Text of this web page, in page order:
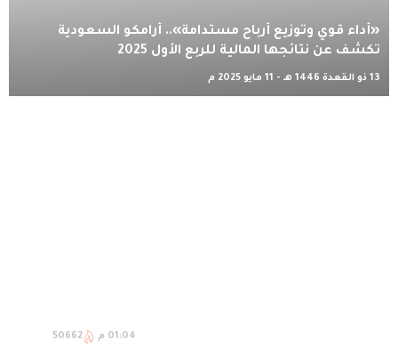
«أداء قوي وتوزيع أرباح مستدامة».. أرامكو السعودية
تكشف عن نتائجها المالية للربع الأول 2025
13 ذو القعدة 1446 هـ - 11 مايو 2025 م
01:04 م 50662